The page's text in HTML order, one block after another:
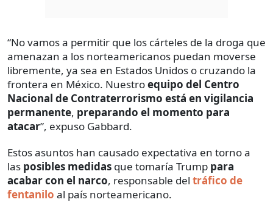
“No vamos a permitir que los cárteles de la droga que
amenazan a los norteamericanos puedan moverse
libremente, ya sea en Estados Unidos o cruzando la
frontera en México. Nuestroequipo del Centro
Nacional de Contraterrorismo está en vigilancia
permanente, preparando el momento para
atacar”, expuso Gabbard.
Estos asuntos han causado expectativa en torno a
las posibles medidas que tomaría Trump para
acabar con el narco, responsable del tráfico de
fentanilo al país norteamericano.